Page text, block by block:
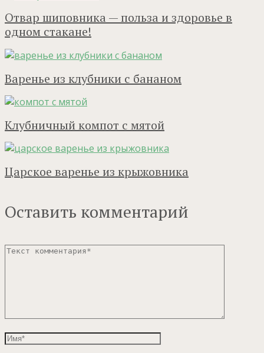
Отвар шиповника — польза и здоровье в
одном стакане!
Варенье из клубники с бананом
Клубничный компот с мятой
Царское варенье из крыжовника
Оставить комментарий